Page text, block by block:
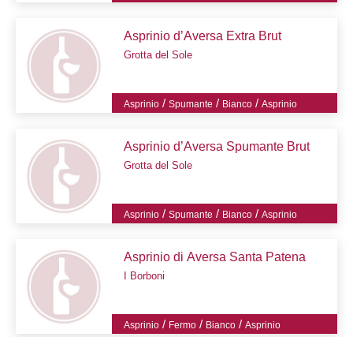
Asprinio d’Aversa Extra Brut
Grotta del Sole
Asprinio /Spumante / Bianco /Asprinio
Asprinio d’Aversa Spumante Brut
Grotta del Sole
Asprinio /Spumante / Bianco /Asprinio
Asprinio di Aversa Santa Patena
I Borboni
Asprinio / Fermo / Bianco /Asprinio